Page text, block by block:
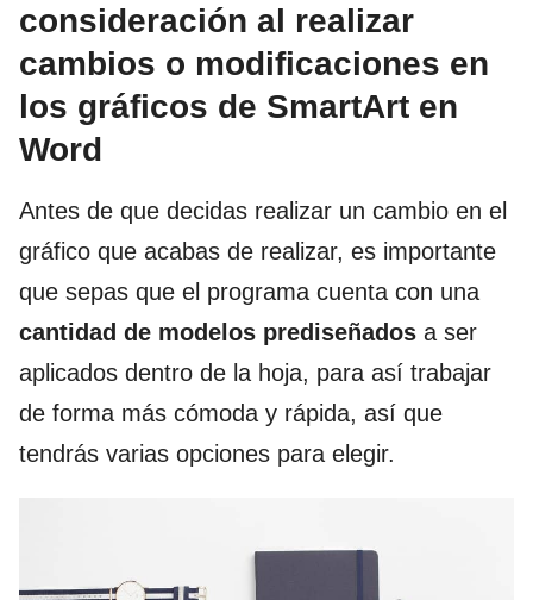
consideración al realizar
cambios o modificaciones en
los gráficos de SmartArt en
Word
Antes de que decidas realizar un cambio en el
gráfico que acabas de realizar, es importante
que sepas que el programa cuenta con una
cantidad de modelos prediseñados a ser
aplicados dentro de la hoja, para así trabajar
de forma más cómoda y rápida, así que
tendrás varias opciones para elegir.